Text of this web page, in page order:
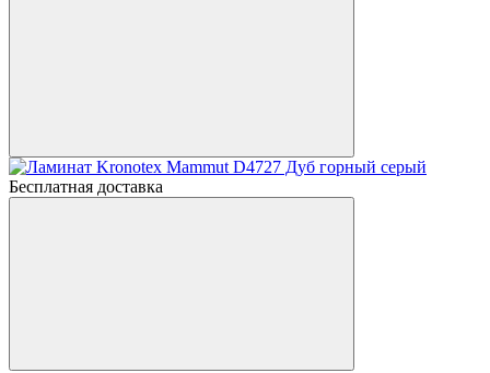
Бесплатная доставка